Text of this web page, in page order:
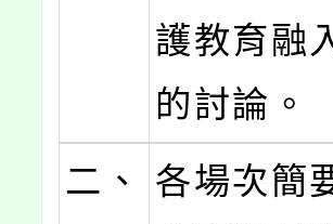
護教育融
的討論。
二、
各場次簡